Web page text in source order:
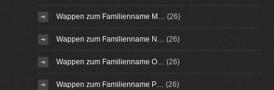
Wappen zum Familienname M… (26)
Wappen zum Familienname N… (26)
Wappen zum Familienname O… (26)
Wappen zum Familienname P… (26)